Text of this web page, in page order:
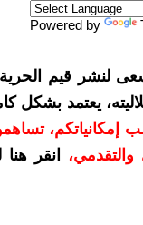
Powered by
قيم الحرية،
يعتمد
أكثر حسب
والتقدمي،
انقر